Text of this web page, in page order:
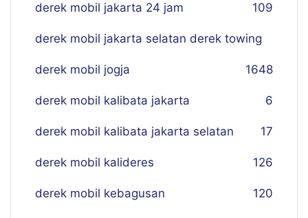
derek mobil jakarta 24 jam 109
derek mobil jakarta selatan derek towing
48
derek mobil jogja 16
derek mobil kalibata jakarta 6
derek mobil kalibata jakarta selatan 17
derek mobil kalideres 126
derek mobil kebagusan 120